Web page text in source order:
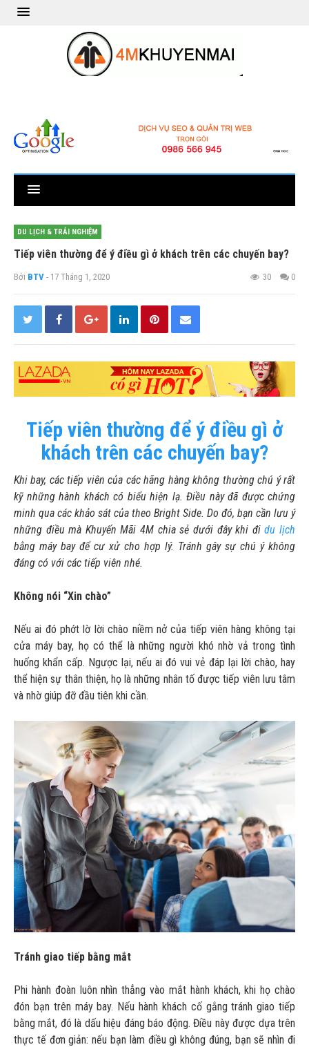
DU LỊCH & TRẢI NGHIỆM
Tiếp viên thường để ý điều gì ở khách trên các chuyến bay?
Bởi BTV - 17 Tháng 1, 2020 30 0
Tiếp viên thường để ý điều gì ở
khách trên các chuyến bay?
Khi bay, các tiếp viên của các hãng hàng không thường chú ý rất
kỹ những hành khách có biểu hiện lạ. Điều này đã được chứng
minh qua các khảo sát của theo Bright Side. Do đó, bạn cần lưu ý
những điều mà Khuyến Mãi 4M chia sẻ dưới đây khi đidu lịch
bằng máy bay để cư xử cho hợp lý. Tránh gây sự chú ý không
đáng có với các tiếp viên nhé.
Không nói “Xin chào”
Nếu ai đó phớt lờ lời chào niềm nở của tiếp viên hàng không tại
cửa máy bay, họ có thể là những người khó nhờ vả trong tình
huống khẩn cấp. Ngược lại, nếu ai đó vui vẻ đáp lại lời chào, hay
thể hiện sự thân thiện, họ là những nhân tố được tiếp viên lưu tâm
và nhờ giúp đỡ đầu tiên khi cần.
Tránh giao tiếp bằng mắt
Phi hành đoàn luôn nhìn thẳng vào mắt hành khách, khi họ chào
đón bạn trên máy bay. Nếu hành khách cố gắng tránh giao tiếp
bằng mắt, đó là dấu hiệu đáng báo động. Điều này được dựa trên
thực tế đơn giản: nếu bạn làm điều gì không đúng, bạn sẽ nhìn đi